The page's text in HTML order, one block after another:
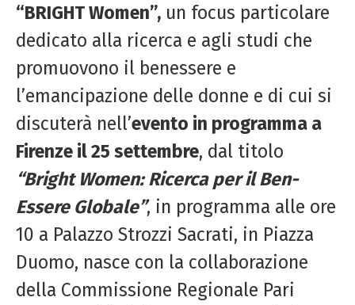
“BRIGHT Women”, un focus particolare
dedicato alla ricerca e agli studi che
promuovono il benessere e
l’emancipazione delle donne e di cui si
discuterà nell’evento in programma a
Firenze il 25 settembre, dal titolo
“Bright Women: Ricerca per il Ben-
Essere Globale”, in programma alle ore
10 a Palazzo Strozzi Sacrati, in Piazza
Duomo, nasce con la collaborazione
della Commissione Regionale Pari